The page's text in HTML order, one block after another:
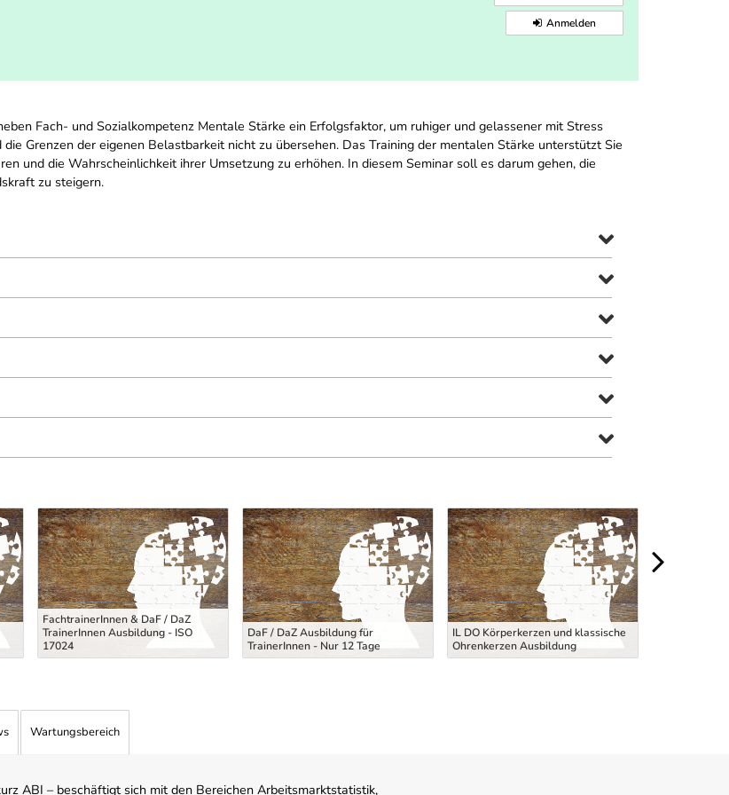
Anmelden
Fach- und Sozialkompetenz Mentale Stärke ein Erfolgsfaktor, um ruhiger und gelassener mit Stress
Grenzen der eigenen Belastbarkeit nicht zu übersehen. Das Training der mentalen Stärke unterstützt Sie
und die Wahrscheinlichkeit ihrer Umsetzung zu erhöhen. In diesem Seminar soll es darum gehen, die
zu steigern.
FachtrainerInnen & DaF / DaZ
TrainerInnen Ausbildung - ISO
17024
DaF / DaZ Ausbildung für
TrainerInnen - Nur 12 Tage
IL DO Körperkerzen und klassische
Ohrenkerzen Ausbildung
Wartungsbereich
ABI – beschäftigt sich mit den Bereichen Arbeitsmarktstatistik,